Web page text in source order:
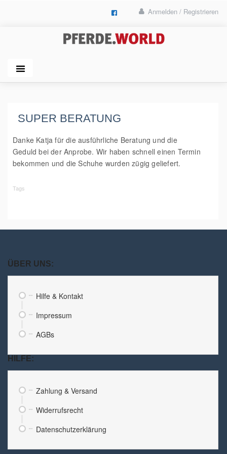
Anmelden / Registrieren
SUPER BERATUNG
Danke Katja für die ausführliche Beratung und die
Geduld bei der Anprobe. Wir haben schnell einen Termin
bekommen und die Schuhe wurden zügig geliefert.
Tags
ÜBER UNS:
Hilfe & Kontakt
Impressum
AGBs
HILFE:
Zahlung & Versand
Widerrufsrecht
Datenschutzerklärung